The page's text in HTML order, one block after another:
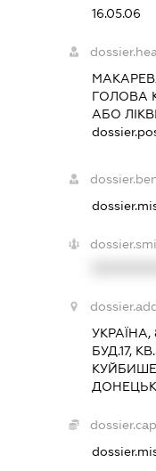
16.05.06
ГОЛОВА
АБО
УКРАЇНА,
БУД.17,